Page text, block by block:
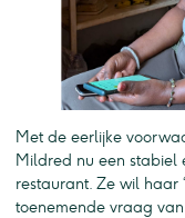
Met de eerlijke
Mildred nu een stabiel
restaurant. Ze wil haar
toenemende vraag